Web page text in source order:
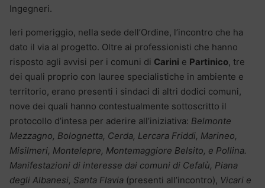
Ingegneri.
Ieri pomeriggio, nella sede dell’Ordine, l’incontro che ha
dato il via al progetto. Oltre ai professionisti che hanno
risposto agli avvisi per i comuni di Carini e Partinico, tre
dei quali proprio con lauree specialistiche in ambiente e
territorio, erano presenti i sindaci di altri dodici comuni,
nove dei quali hanno contestualmente sottoscritto il
protocollo d’intesa per aderire all’iniziativa: Belmonte
Mezzagno, Bolognetta, Cerda, Lercara Friddi, Marineo,
Misilmeri, Montelepre, Montemaggiore Belsito, e Pollina.
Manifestazioni di interesse dai comuni di Cefalù, Piana
degli Albanesi, Santa Flavia (presenti all’incontro), Vicari e